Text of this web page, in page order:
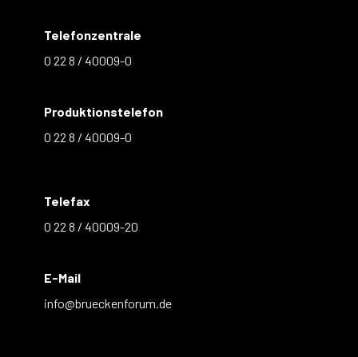
Telefonzentrale
0 22 8 / 40009-0
Produktionstelefon
0 22 8 / 40009-0
Telefax
0 22 8 / 40009-20
E-Mail
info@brueckenforum.de